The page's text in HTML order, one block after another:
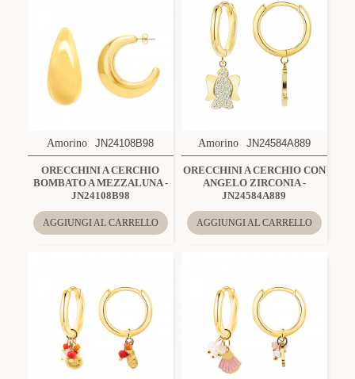
Amorino JN24108B98
ORECCHINI A CERCHIO
BOMBATO A MEZZALUNA -
JN24108B98
AGGIUNGI AL CARRELLO
Amorino JN24584A889
ORECCHINI A CERCHIO CON
ANGELO ZIRCONIA -
JN24584A889
AGGIUNGI AL CARRELLO